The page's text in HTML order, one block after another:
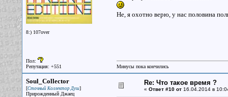
8:) 107over
Пол:
Репутация: +551
Не, я охотно верю, у нас половина
Минусы пока кончились
Soul_Collector
[Сточный Коллектор Душ]
Прирожденный Джаец
Re: Что такое время ?
« Ответ #10 от16.04.2014 в